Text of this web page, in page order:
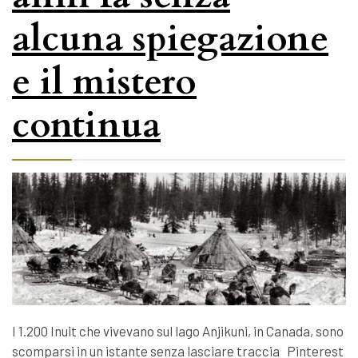
alcuna spiegazione
e il mistero
continua
I 1.200 Inuit che vivevano sul lago Anjikuni, in Canada, sono
scomparsi in un istante senza lasciare traccia Pinterest